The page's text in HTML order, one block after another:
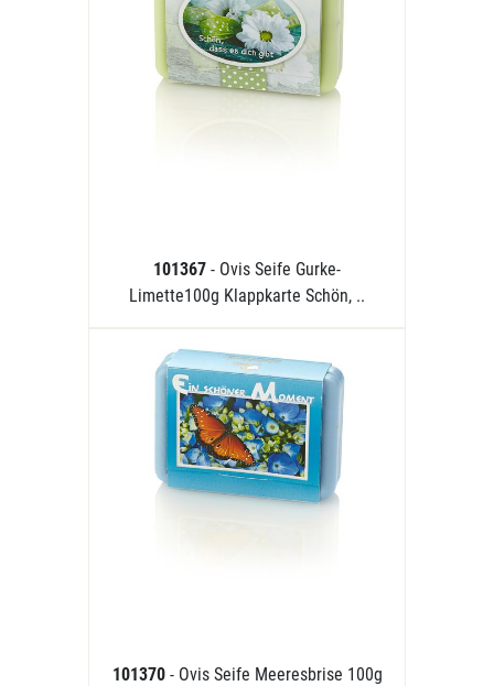
101367 - Ovis Seife Gurke-
Limette100g Klappkarte Schön, ..
101370 - Ovis Seife Meeresbrise 100g